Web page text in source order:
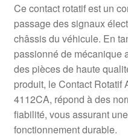
Plainte
Politique de confidentialité
Procédure de Réclamation
Termes et conditions
Ce contact rotatif est un
passage des signaux
châssis du véhicule. En
passionné de mécanique
des pièces de haute
produit, le Contact Rotatif
4112CA, répond à des
fiabilité, vous assurant
fonctionnement durable.